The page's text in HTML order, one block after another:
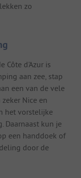
zo
Côte d'Azur is
aan zee, stap
een van de vele
Nice en
het vorstelijke
Daarnaast kun je
een handdoek of
door de